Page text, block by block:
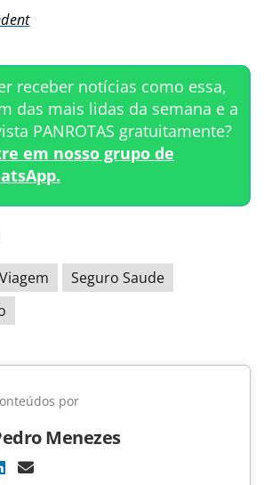
receber notícias como essa,
das mais lidas da semana e a
PANROTAS gratuitamente?
em nosso grupo de
Seguro Saude
por
Menezes